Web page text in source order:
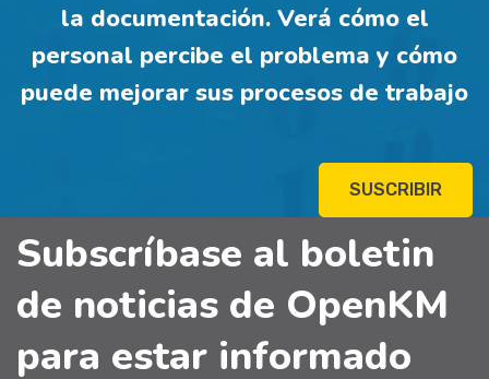
la documentación. Verá cómo el
personal percibe el problema y cómo
puede mejorar sus procesos de trabajo
SUSCRIBIR
Subscríbase al boletin
de noticias de OpenKM
para estar informado